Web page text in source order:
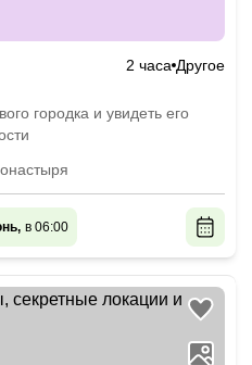
2 часа Другое
городка и увидеть его
в 06:00